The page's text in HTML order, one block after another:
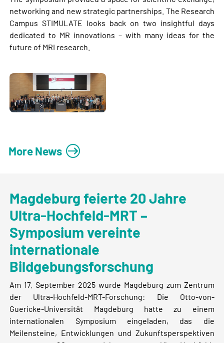
networking and new strategic partnerships. The Research
Campus STIMULATE looks back on two insightful days
dedicated to MR innovations – with many ideas for the
future of MRI research.
More News
Magdeburg feierte 20 Jahre
Ultra-Hochfeld-MRT –
Symposium vereinte
internationale
Bildgebungsforschung
Am 17. September 2025 wurde Magdeburg zum Zentrum
der Ultra-Hochfeld-MRT-Forschung: Die Otto-von-
Guericke-Universität Magdeburg hatte zu einem
internationalen Symposium eingeladen, das die
Meilensteine, Entwicklungen und Zukunftsperspektiven